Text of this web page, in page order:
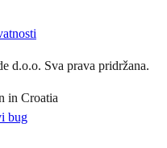
d.o.o. Sva prava pridržana.
in Croatia
bug